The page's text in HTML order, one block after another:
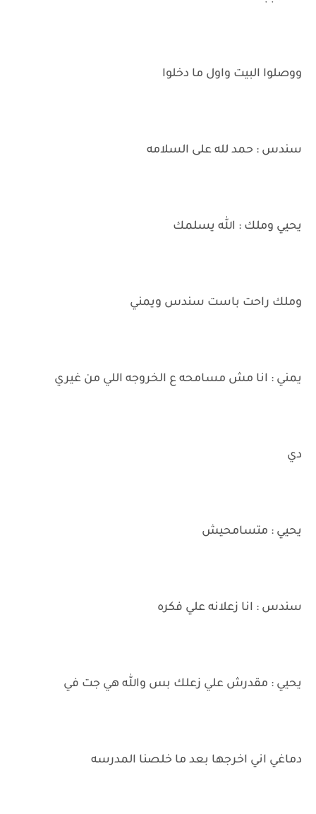
ووصلوا البيت واول ما دخلوا
سندس : حمد لله على السلامه
يحيي وملك : الله يسلمك
وملك راحت باست سندس ويمني
يمني : انا مش مسامحه ع الخروجه اللي من غيري
دي
يحيي : متسامحيش
سندس : انا زعلانه علي فكره
يحيي : مقدرش علي زعلك بس والله هي جت في
دماغي اني اخرجها بعد ما خلصنا المدرسه